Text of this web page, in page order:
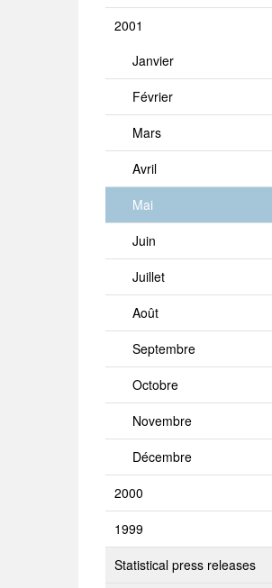
2001
Janvier
Février
Mars
Avril
Mai
Juin
Juillet
Août
Septembre
Octobre
Novembre
Décembre
2000
1999
Statistical press releases